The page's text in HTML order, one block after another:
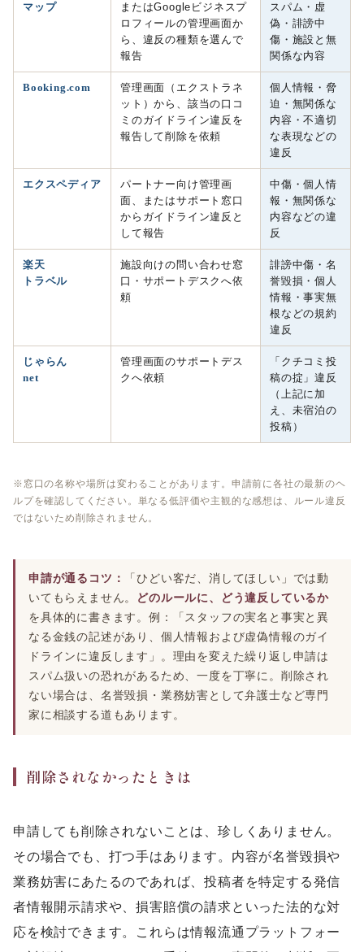
マップ
またはGoogleビジネスプ
ロフィールの管理画面か
ら、違反の種類を選んで
報告
スパム・虚
偽・誹謗中
傷・施設と無
関係な内容
Booking.com
管理画面（エクストラネ
ット）から、該当の口コ
ミのガイドライン違反を
報告して削除を依頼
個人情報・脅
迫・無関係な
内容・不適切
な表現などの
違反
エクスペディア
パートナー向け管理画
面、またはサポート窓口
からガイドライン違反と
して報告
中傷・個人情
報・無関係な
内容などの違
反
楽天
トラベル
施設向けの問い合わせ窓
口・サポートデスクへ依
頼
誹謗中傷・名
誉毀損・個人
情報・事実無
根などの規約
違反
じゃらん
net
管理画面のサポートデス
クへ依頼
「クチコミ投
稿の掟」違反
（上記に加
え、未宿泊の
投稿）
※窓口の名称や場所は変わることがあります。申請前に各社の最新のヘ
ルプを確認してください。単なる低評価や主観的な感想は、ルール違反
ではないため削除されません。
申請が通るコツ：
「ひどい客だ、消してほしい」では動
いてもらえません。
どのルールに、どう違反しているか
を具体的に書きます。例：「スタッフの実名と事実と異
なる金銭の記述があり、個人情報および虚偽情報のガイ
ドラインに違反します」。理由を変えた繰り返し申請は
スパム扱いの恐れがあるため、一度を丁寧に。削除され
ない場合は、名誉毀損・業務妨害として弁護士など専門
家に相談する道もあります。
削除されなかったときは
申請しても削除されないことは、珍しくありません。
その場合でも、打つ手はあります。内容が名誉毀損や
業務妨害にあたるのであれば、投稿者を特定する発信
者情報開示請求や、損害賠償の請求といった法的な対
応を検討できます。これらは情報流通プラットフォー